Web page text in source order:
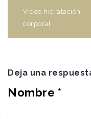
entradas
Vídeo hidratación
corporal
Deja una
Nombre *